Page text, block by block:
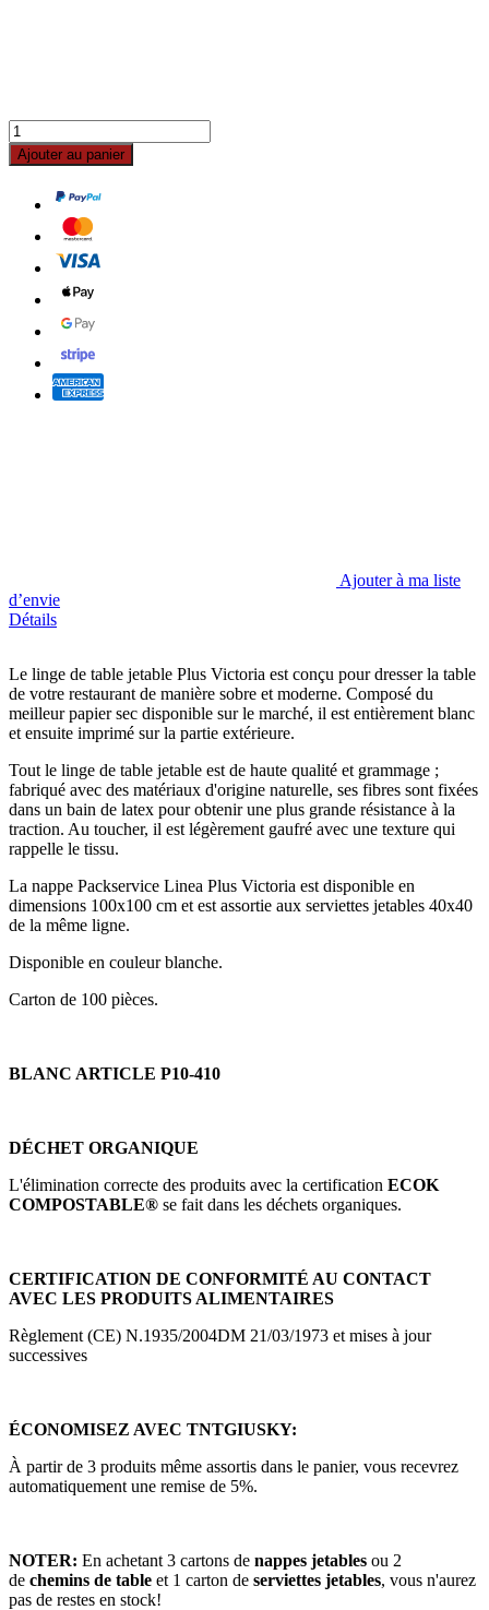
Ajouter au panier
Ajouter à ma liste
d’envie
Détails
Le linge de table jetable Plus Victoria est conçu pour dresser la table
de votre restaurant de manière sobre et moderne. Composé du
meilleur papier sec disponible sur le marché, il est entièrement blanc
et ensuite imprimé sur la partie extérieure.
Tout le linge de table jetable est de haute qualité et grammage ;
fabriqué avec des matériaux d'origine naturelle, ses fibres sont fixées
dans un bain de latex pour obtenir une plus grande résistance à la
traction. Au toucher, il est légèrement gaufré avec une texture qui
rappelle le tissu.
La nappe Packservice Linea Plus Victoria est disponible en
dimensions 100x100 cm et est assortie aux serviettes jetables 40x40
de la même ligne.
Disponible en couleur blanche.
Carton de 100 pièces.
BLANC ARTICLE P10-410
DÉCHET ORGANIQUE
L'élimination correcte des produits avec la certification ECOK
COMPOSTABLE® se fait dans les déchets organiques.
CERTIFICATION DE CONFORMITÉ AU CONTACT
AVEC LES PRODUITS ALIMENTAIRES
Règlement (CE) N.1935/2004DM 21/03/1973 et mises à jour
successives
ÉCONOMISEZ AVEC TNTGIUSKY:
À partir de 3 produits même assortis dans le panier, vous recevrez
automatiquement une remise de 5%.
NOTER: En achetant 3 cartons de nappes jetables ou 2
de chemins de table et 1 carton de serviettes jetables, vous n'aurez
pas de restes en stock!